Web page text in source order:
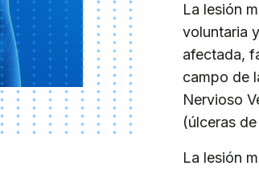
La lesión
voluntaria
afectada,
campo de
Nervioso
(úlceras
La lesión